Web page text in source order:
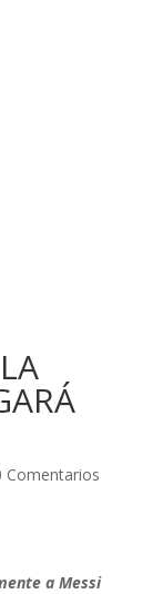
Comentarios
a Messi